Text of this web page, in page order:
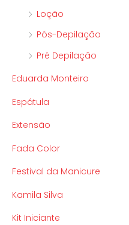
Loção
Pós-Depilação
Pré Depilação
Eduarda Monteiro
Espátula
Extensão
Fada Color
Festival da Manicure
Kamila Silva
Kit Iniciante